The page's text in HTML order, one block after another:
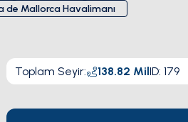
de Mallorca Havalimanı
Toplam Seyir: 138.82 MilID: 179